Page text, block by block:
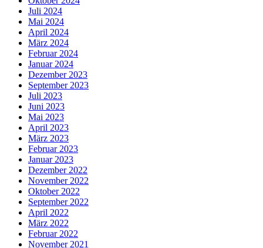
Juli 2024
Mai 2024
April 2024
März 2024
Februar 2024
Januar 2024
Dezember 2023
September 2023
Juli 2023
Juni 2023
Mai 2023
April 2023
März 2023
Februar 2023
Januar 2023
Dezember 2022
November 2022
Oktober 2022
September 2022
April 2022
März 2022
Februar 2022
November 2021